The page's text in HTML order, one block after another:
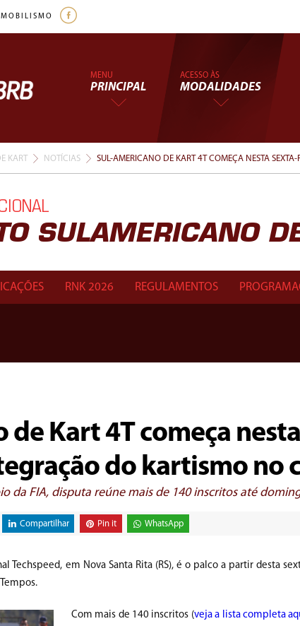
MENU
PRINCIPAL
ACESSO ÀS
MODALIDADES
KART NOTÍCIAS SUL-AMERICANO DE KART 4T COMEÇA NESTA
SULAMERICANO
RNK 2026 REGULAMENTOS
de Kart 4T começa
do kartismo no
da FIA, disputa reúne mais de 140 inscritos até
Compartilhar Pin it WhatsApp
Techspeed, em Nova Santa Rita (RS), é o palco a partir desta
Com mais de 140 inscritos (veja a lista completa